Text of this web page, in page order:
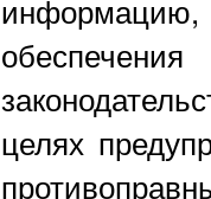
информацию,
целях